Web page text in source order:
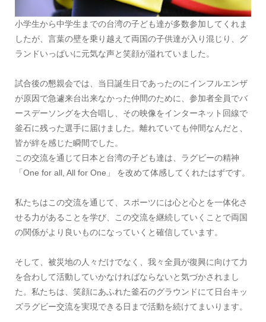
小学生から中学生までの台湾の子ども達が多数参加してくれま
したが、言葉の壁を乗り越えて両国の子供達が入り混じり、グ
ランドいっぱいに元気な声と笑顔が溢れていました。
試合後の懇親会では、当日誕生日であったのにインフルエンザ
が原因で急遽来台出来なかった仲間のために、参加者全員でバ
ースデーソングを大合唱し、その映像をインターネット回線で
釜石に残った選手に届けました。離れていても仲間なんだと、
皆が絆を感じた瞬間でした。
この交流を通じて日本と台湾の子ども達は、ラグビーの精神
「One for all, All for One」 を改めて体感してくれたはずです。
私たちはこの交流を通じて、スポーツには心と心とを一体化さ
せる力があることを学び、この交流を継続していくことで両国
の関係がより良いものになっていくと確信しています。
そして、被災地の人々だけでなく、我々全員が復興に向けて力
を合わして活動していかなければならないと気づかされまし
た。私たちは、笑顔にあふれた釜石のグラウンドにて日台キッ
ズラグビー交流を実現できる日まで活動を続けてまいります。